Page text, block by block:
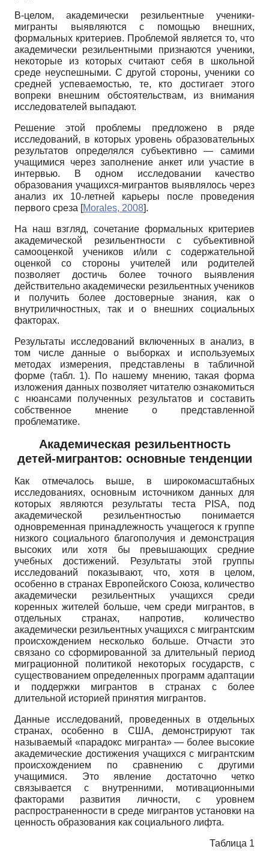
В-целом, академически резильентные ученики-
мигранты выявляются с помощью внешних,
формальных критериев. Проблемой является то, что
академически резильентными признаются ученики,
некоторые из которых считают себя в школьной
среде неуспешны­ми. С другой стороны, ученики со
средней успеваемостью, те, кто достигает этого
вопреки внешним обстоятельствам, из внимания
исследователей выпадают.
Решение этой проблемы предложено в ряде
исследований, в которых уровень образовательных
результатов определялся субъективно — самими
учащимися через заполнение анкет или участие в
интервью. В одном исследовании качество
образования учащихся-мигрантов выявлялось через
анализ их 10-летней карьеры после проведения
первого среза [Morales, 2008].
На наш взгляд, сочетание формальных критериев
академической резильентности с субъективной
самооценкой учеников и/или с содержательной
оценкой со стороны учителей или родителей
позволяет достичь более точного выявления
действительно академически резильентных учеников
и получить более достоверные знания, как о
внутриличностных, так и о внешних социальных
факторах.
Результаты исследований включенных в анализ, в
том числе данные о выборках и используемых
методах измерения, представлены в табличной
форме (табл. 1).
По нашему мнению, такая форма
изложения данных позволяет читателю ознакомиться
с нюансами полученных результатов и составить
собственное мнение о представленной
проблематике.
Академическая резильентность
детей-мигрантов: основные тенденции
Как отмечалось выше, в широкомасштабных
исследованиях, основным источником данных для
которых являются результаты теста
PISA, под
академической резильентностью понимается
одновременная принадлежность учащегося к группе
низкого социального благополучия и демонстрация
высоких или хотя бы превышающих средние
учебных достижений. Результаты этой группы
исследований показывают, что, хотя в целом,
особенно в странах Европейского Союза, количество
академически резильентных учащихся среди
коренных жителей больше, чем среди мигрантов, в
отдельных странах, напротив, количество
академически резильентных учащихся с мигрантским
происхождением несколько больше. Отчасти это
связано со сформированной за длительный период
миграционной политикой некоторых государств, с
существованием определенных программ адаптации
и поддержки мигрантов в странах с более
длительной историей принятия мигрантов.
Данные исследований, проведенных в отдельных
странах, особенно в США, демонстрируют так
называемый «парадокс мигранта» — более высокие
академические достижения учащихся с мигрантским
происхождением по сравнению с другими
учащимися. Это явление достаточно четко
связывается с внутренними, мотивационными
факторами развития личности, с уровнем
распространенности в среде мигрантов установки на
ценность образования как социального лифта.
Таблица 1